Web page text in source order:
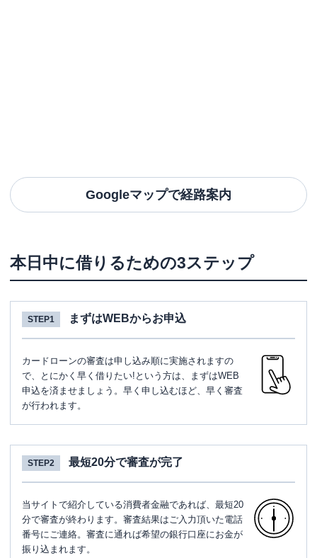
Googleマップで経路案内
本日中に借りるための3ステップ
STEP1 まずはWEBからお申込
カードローンの審査は申し込み順に実施されますの
で、とにかく早く借りたい!という方は、まずはWEB
申込を済ませましょう。早く申し込むほど、早く審査
が行われます。
STEP2 最短20分で審査が完了
当サイトで紹介している消費者金融であれば、最短20
分で審査が終わります。審査結果はご入力頂いた電話
番号にご連絡。審査に通れば希望の銀行口座にお金が
振り込まれます。